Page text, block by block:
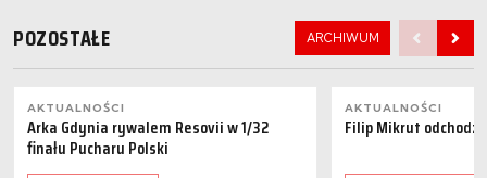
POZOSTAŁE ARCHIWUM
AKTUALNOŚCI
Arka Gdynia rywalem Resovii w 1/32
finału Pucharu Polski
AKTUALNOŚCI
Filip Mikrut